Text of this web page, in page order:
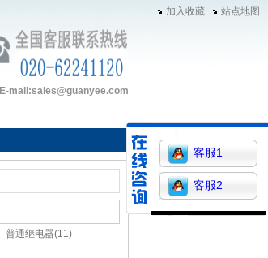
客服1
客服2
加入收藏 站点地图
E-mail:sales@guanyee.com
普通继电器(11)